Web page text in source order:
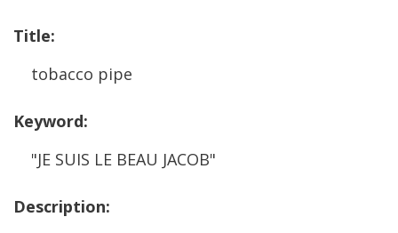
Title:
tobacco pipe
Keyword:
"JE SUIS LE BEAU JACOB"
Description: